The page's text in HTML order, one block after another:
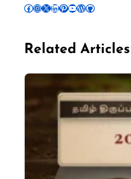
Follow Pradeep on Facebook Follow Pradeep on InstagramFollow Pradeep on X Follow Pradeep on LinkedIn Follow Pradeep on Pinterest Subscribe to Pradeep’s Youtube Channel Follow Pradeep on WordPress Follow Pradeep on GitHub
Related Articles